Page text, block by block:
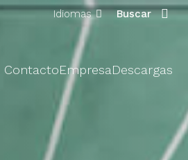
Idiomas Buscar
ContactoEmpresaDescargas